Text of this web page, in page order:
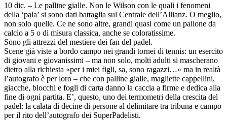
10 dic. – Le palline gialle. Non le Wilson con le quali i fenomeni
della ‘pala’ si sono dati battaglia sul Centrale dell’Allianz. O meglio,
non solo quelle. Ce ne sono altre, grandi quasi come un pallone da
calcio a 5 o di misura classica, anche se coloratissime.
Sono gli attrezzi del mestiere dei fan del padel.
Scene già viste a bordo campo nei grandi tornei di tennis: un esercito
di giovani e giovanissimi – ma non solo, molti adulti si mascherano
dietro alla richiesta «per i miei figli, sa, sono ragazzi…» ma in realtà
l’autografo è per loro – che con palline gialle, magliette cappellini,
giacche, blocchi e fogli di carta danno la caccia a firme e dedica alla
fine di ogni partita. E’, questo, uno dei termometri della crescita del
padel: la calata di decine di persone al delimitare tra tribuna e campo
per il rito dell’autografo dei SuperPadelisti.